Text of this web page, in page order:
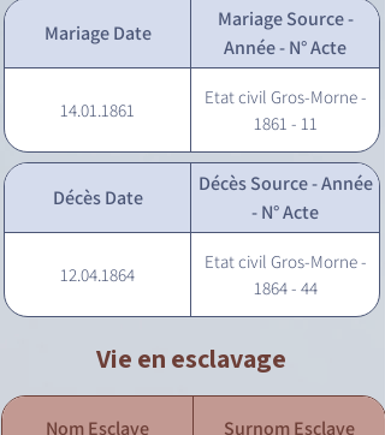
Mariage Date
Mariage Source -
Année - N° Acte
14.01.1861
Etat civil Gros-Morne -
1861 - 11
Décès Date
Décès Source - Année
- N° Acte
12.04.1864
Etat civil Gros-Morne -
1864 - 44
Vie en esclavage
Nom Esclave Surnom Esclave